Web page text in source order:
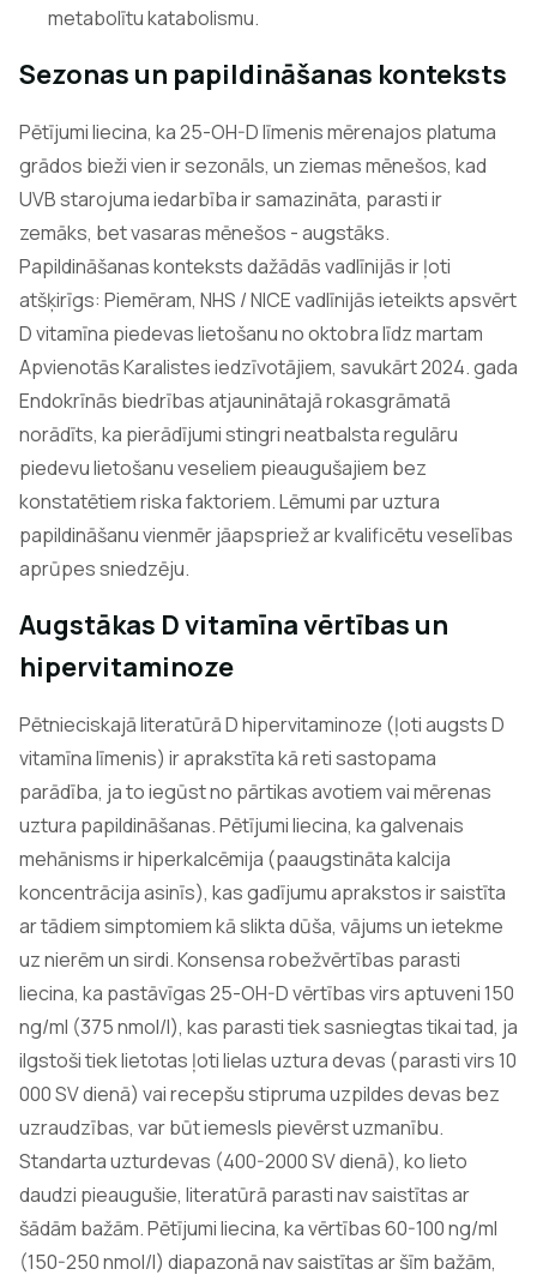
metabolītu katabolismu.
Sezonas un papildināšanas konteksts
Pētījumi liecina, ka 25-OH-D līmenis mērenajos platuma
grādos bieži vien ir sezonāls, un ziemas mēnešos, kad
UVB starojuma iedarbība ir samazināta, parasti ir
zemāks, bet vasaras mēnešos - augstāks.
Papildināšanas konteksts dažādās vadlīnijās ir ļoti
atšķirīgs: Piemēram, NHS / NICE vadlīnijās ieteikts apsvērt
D vitamīna piedevas lietošanu no oktobra līdz martam
Apvienotās Karalistes iedzīvotājiem, savukārt 2024. gada
Endokrīnās biedrības atjauninātajā rokasgrāmatā
norādīts, ka pierādījumi stingri neatbalsta regulāru
piedevu lietošanu veseliem pieaugušajiem bez
konstatētiem riska faktoriem. Lēmumi par uztura
papildināšanu vienmēr jāapspriež ar kvalificētu veselības
aprūpes sniedzēju.
Augstākas D vitamīna vērtības un
hipervitaminoze
Pētnieciskajā literatūrā D hipervitaminoze (ļoti augsts D
vitamīna līmenis) ir aprakstīta kā reti sastopama
parādība, ja to iegūst no pārtikas avotiem vai mērenas
uztura papildināšanas. Pētījumi liecina, ka galvenais
mehānisms ir hiperkalcēmija (paaugstināta kalcija
koncentrācija asinīs), kas gadījumu aprakstos ir saistīta
ar tādiem simptomiem kā slikta dūša, vājums un ietekme
uz nierēm un sirdi. Konsensa robežvērtības parasti
liecina, ka pastāvīgas 25-OH-D vērtības virs aptuveni 150
ng/ml (375 nmol/l), kas parasti tiek sasniegtas tikai tad, ja
ilgstoši tiek lietotas ļoti lielas uztura devas (parasti virs 10
000 SV dienā) vai recepšu stipruma uzpildes devas bez
uzraudzības, var būt iemesls pievērst uzmanību.
Standarta uzturdevas (400-2000 SV dienā), ko lieto
daudzi pieaugušie, literatūrā parasti nav saistītas ar
šādām bažām. Pētījumi liecina, ka vērtības 60-100 ng/ml
(150-250 nmol/l) diapazonā nav saistītas ar šīm bažām,